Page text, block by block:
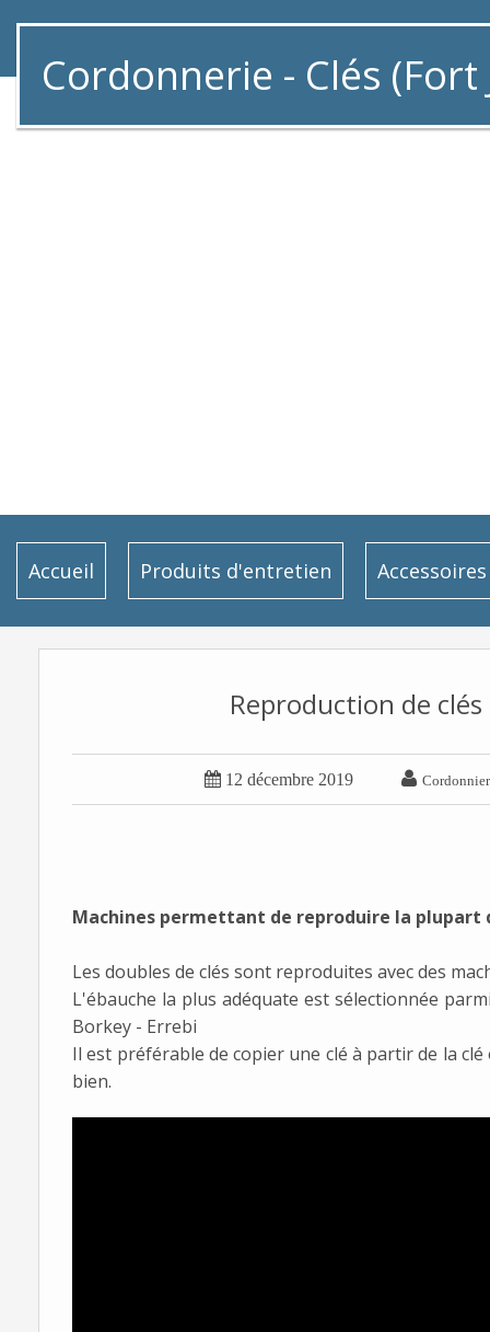
Cordonnerie - Clés (Fort
Accueil Produits d'entretien Accessoires
Reproduction de
 12 décembre 2019 
Machines permettant de reproduire la plupart
Les doubles de clés sont reproduites avec des
L'ébauche la plus adéquate est sélectionnée
Borkey - Errebi
Il est préférable de copier une clé à partir de la
bien.